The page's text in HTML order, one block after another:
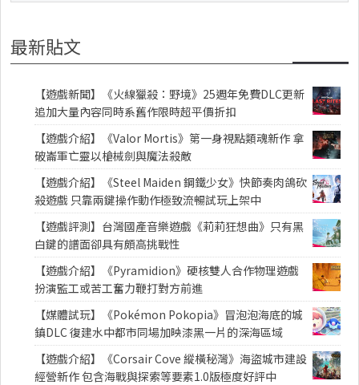
最新貼文
【遊戲新聞】《火線獵殺：野境》25週年免費DLC更新
追加大量內容同時系舊作限時超平價折扣
【遊戲介紹】《Valor Mortis》第一身視點類魂新作 拿
破崙軍亡靈以槍械劍與魔法殺敵
【遊戲介紹】《Steel Maiden 鋼鐵少女》快節奏肉鴿砍
殺遊戲 只靠兩鍵操作動作極致流暢試玩上架中
【遊戲評測】台灣國產音樂遊戲《莉莉狂想曲》只有黑
白鍵的譜面卻具有頗高挑戰性
【遊戲介紹】《Pyramidion》硬核雙人合作物理遊戲
扮演監工或苦工奮力鞭打對方前進
【媒體試玩】《Pokémon Pokopia》冒泡泡海底的城
鎮DLC 復建水中都市同場加映漆黑一片的深海區域
【遊戲介紹】《Corsair Cove 縱橫秘灣》海盜城市建設
經營新作 包含海戰與探索等要素1.0版極度好評中